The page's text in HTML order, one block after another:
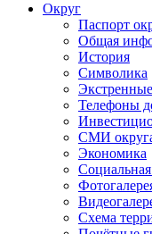
Округ
Паспорт
Общая
История
Символика
Телефоны
СМИ
Экономика
Схема